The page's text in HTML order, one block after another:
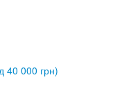
40 000 грн)